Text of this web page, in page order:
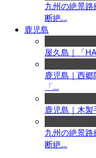
九州の絶景
断絶...
鹿児島
屋久島｜「
鹿児島｜西
「...
鹿児島｜木
九州の絶景
断絶...